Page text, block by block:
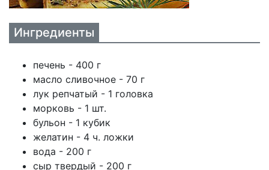
Ингредиенты
печень - 400 г
масло сливочное - 70 г
лук репчатый - 1 головка
морковь - 1 шт.
бульон - 1 кубик
желатин - 4 ч. ложки
вода - 200 г
сыр твердый - 200 г